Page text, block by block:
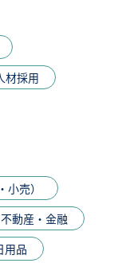
材採用
売）
不動産・金融
用品